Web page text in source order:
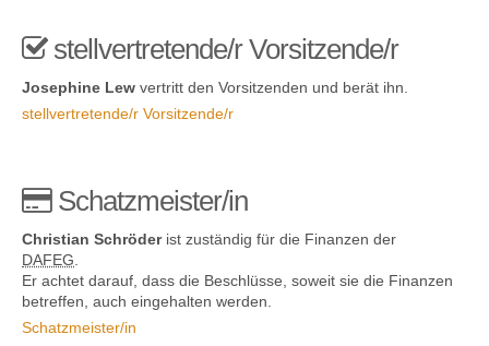
stellvertretende/r Vorsitzende/r
Josephine Lew vertritt den Vorsitzenden und berät ihn.
stellvertretende/r Vorsitzende/r
Schatzmeister/in
Christian Schröderist zuständig für die Finanzen der
DAFEG.
Er achtet darauf, dass die Beschlüsse, soweit sie die Finanzen
betreffen, auch eingehalten werden.
Schatzmeister/in